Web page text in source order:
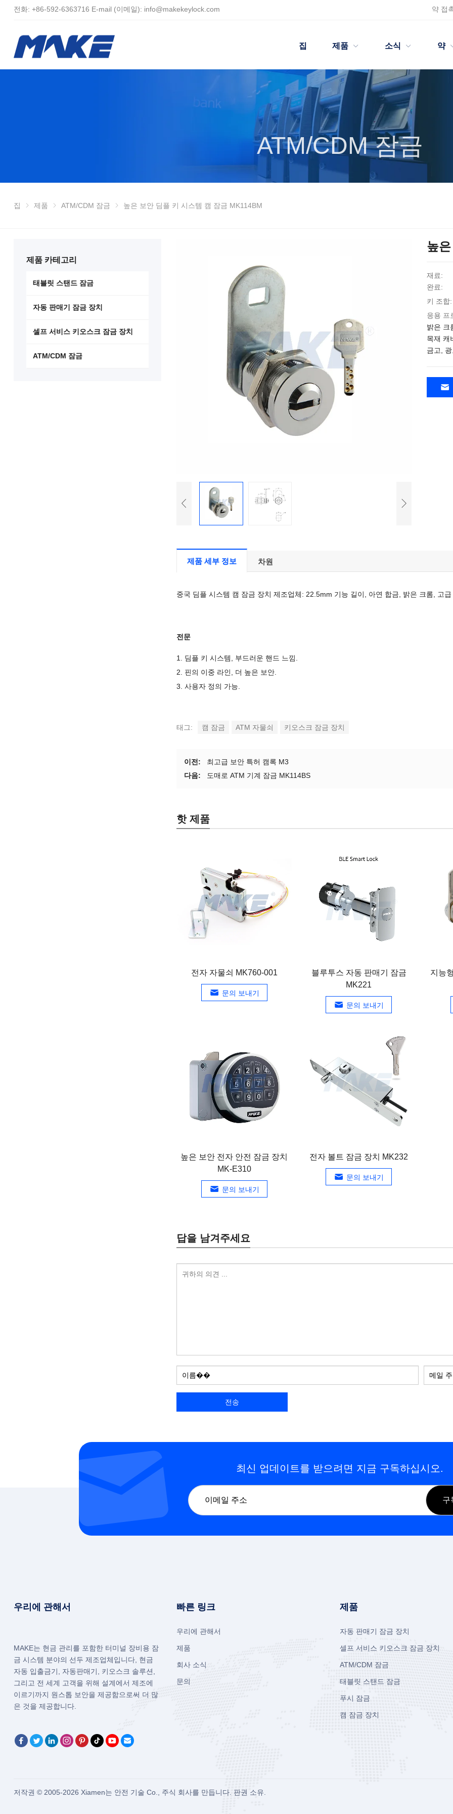
전화: +86-592-6363716 E-mail (이메일): info@makekeylock.com 약 접
집 제품 소식 약
ATM/CDM 잠금
집 제품 ATM/CDM 잠금 높은 보안 딤플 키 시스템 캠 잠금 MK114BM
높
재료:
완료:
키 조합:
응용 프
밝은 크
목재 캐
금고,
제품 세부 정보 차원
중국 딤플 시스템 캠 잠금 장치 제조업체: 22.5mm 기능 길이, 아연 합금, 밝은 크롬, 고
전문
1. 딤플 키 시스템, 부드러운 핸드 느낌.
2. 핀의 이중 라인, 더 높은 보안.
3. 사용자 정의 가능.
태그: 캠 잠금 ATM 자물쇠 키오스크 잠금 장치
이전:
최고급 보안 특허 캠록 M3
다음:
도매로 ATM 기계 잠금 MK114BS
핫 제품
전자 자물쇠 MK760-001
문의 보내기
블루투스 자동 판매기 잠금
MK221
문의 보내기
지능
높은 보안 전자 안전 잠금 장치
MK-E310
문의 보내기
전자 볼트 잠금 장치 MK232
문의 보내기
답을 남겨주세요
제품 카테고리
태블릿 스탠드 잠금
자동 판매기 잠금 장치
셀프 서비스 키오스크 잠금 장치
ATM/CDM 잠금
최신 업데이트를 받으려면 지금 구독하십시오.
우리에 관해서
MAKE는 현금 관리를 포함한 터미널 장비용 잠
금 시스템 분야의 선두 제조업체입니다, 현금
자동 입출금기, 자동판매기, 키오스크 솔루션,
그리고 전 세계 고객을 위해 설계에서 제조에
이르기까지 원스톱 보안을 제공함으로써 더 많
은 것을 제공합니다.
빠른 링크
우리에 관해서
제품
회사 소식
문의
제품
자동 판매기 잠금 장치
셀프 서비스 키오스크 잠금 장치
ATM/CDM 잠금
태블릿 스탠드 잠금
푸시 잠금
캠 잠금 장치
저작권 © 2005-2026 Xiamen는 안전 기술 Co., 주식 회사를 만듭니다. 판권 소유.